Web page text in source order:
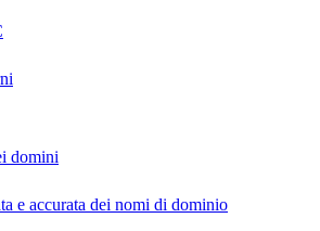
domini
e accurata dei nomi di dominio